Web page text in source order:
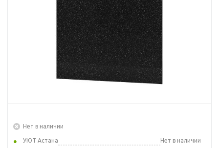
Нет в наличии
УЮТ Астана
Нет в наличии